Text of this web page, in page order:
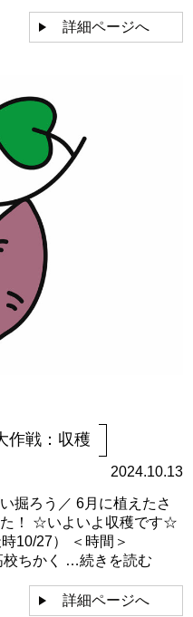
詳細ページへ
作戦：収穫
2024.10.13
掘ろう／ 6月に植えたさ
た！ ☆いよいよ収穫です☆
10/27） ＜時間＞
校ちかく …続きを読む
詳細ページへ